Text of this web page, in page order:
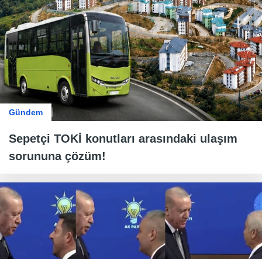
Gündem
Sepetçi TOKİ konutları arasındaki ulaşım
sorununa çözüm!